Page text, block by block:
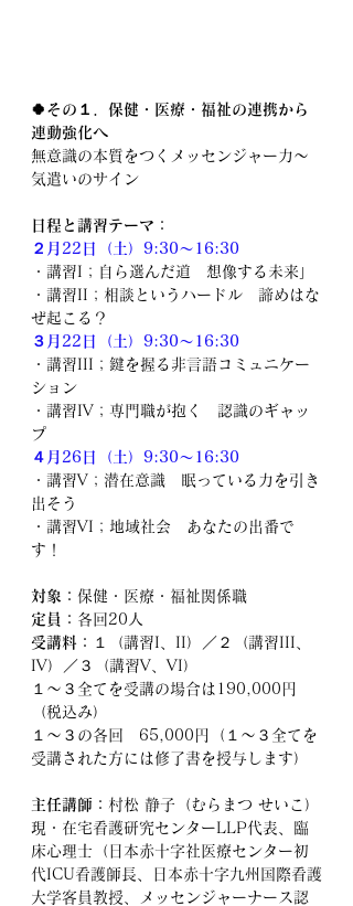
🍀その１．保健・医療・福祉の連携から
連動強化へ
無意識の本質をつくメッセンジャー力～
気遣いのサイン
日程と講習テーマ：
２月22日（土）9:30～16:30
・講習I；自ら選んだ道　想像する未来」
・講習II；相談というハードル　諦めはな
ぜ起こる？
３月22日（土）9:30～16:30
・講習III；鍵を握る非言語コミュニケー
ション
・講習IV；専門職が抱く　認識のギャッ
プ
４月26日（土）9:30～16:30
・講習V；潜在意識　眠っている力を引き
出そう
・講習VI；地域社会　あなたの出番で
す！
対象： 保健・医療・福祉関係職
定員： 各回20人
受講料：
１（講習I、II）／２（講習III、
IV）／３（講習V、VI）
１～３全てを受講の場合は190,000円
（税込み）
１～３の各回　65,000円（１～３全てを
受講された方には修了書を授与します）
主任講師： 村松 静子（むらまつ せいこ）
現・在宅看護研究センターLLP代表、臨
床心理士（日本赤十字社医療センター初
代ICU看護師長、日本赤十字九州国際看護
大学客員教授、メッセンジャーナース認